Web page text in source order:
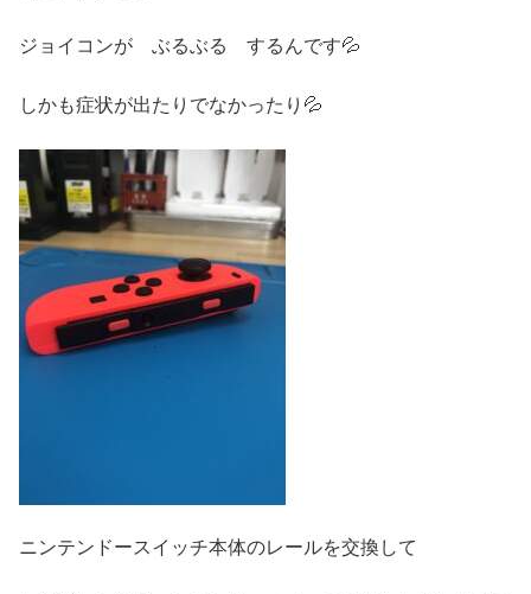
ジョイコンが ぶるぶる するんです💦
しかも症状が出たりでなかったり💦
ニンテンドースイッチ本体のレールを交換して